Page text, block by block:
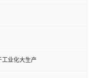
工业化大生产